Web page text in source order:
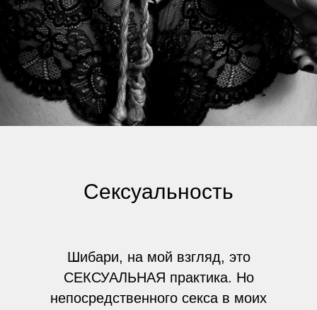
Сексуальность
Шибари, на мой взгляд, это
СЕКСУАЛЬНАЯ практика. Но
непосредственного секса в моих